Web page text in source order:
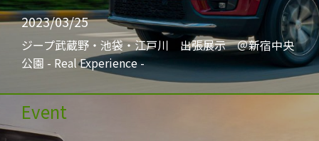
2023/03/25
ジープ武蔵野・池袋・江戸川 出張展示 ＠新宿中央
公園 - Real Experience -
Event